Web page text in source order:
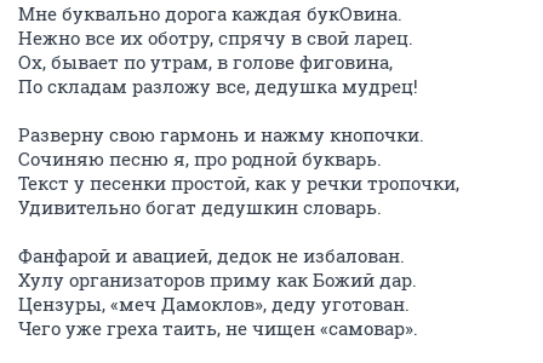
Мне буквально дорога каждая букОвина.
Нежно все их оботру, спрячу в свой ларец.
Ох, бывает по утрам, в голове фиговина,
По складам разложу все, дедушка мудрец!
Разверну свою гармонь и нажму кнопочки.
Сочиняю песню я, про родной букварь.
Текст у песенки простой, как у речки тропочки,
Удивительно богат дедушкин словарь.
Фанфарой и авацией, дедок не избалован.
Хулу организаторов приму как Божий дар.
Цензуры, «меч Дамоклов», деду уготован.
Чего уже греха таить, не чищен «самовар».